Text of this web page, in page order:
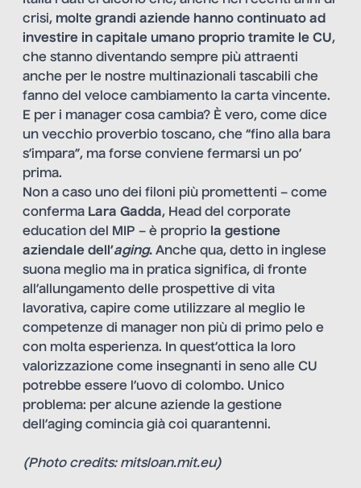
crisi, molte grandi aziende hanno continuato ad
investire in capitale umano proprio tramite le CU,
che stanno diventando sempre più attraenti
anche per le nostre multinazionali tascabili che
fanno del veloce cambiamento la carta vincente.
E per i manager cosa cambia? È vero, come dice
un vecchio proverbio toscano, che “fino alla bara
s’impara”, ma forse conviene fermarsi un po’
prima.
Non a caso uno dei filoni più promettenti – come
conferma Lara Gadda, Head del corporate
education del MIP – è proprio la gestione
aziendale dell’aging. Anche qua, detto in inglese
suona meglio ma in pratica significa, di fronte
all’allungamento delle prospettive di vita
lavorativa, capire come utilizzare al meglio le
competenze di manager non più di primo pelo e
con molta esperienza. In quest’ottica la loro
valorizzazione come insegnanti in seno alle CU
potrebbe essere l’uovo di colombo. Unico
problema: per alcune aziende la gestione
dell’aging comincia già coi quarantenni.
(Photo credits: mitsloan.mit.eu)